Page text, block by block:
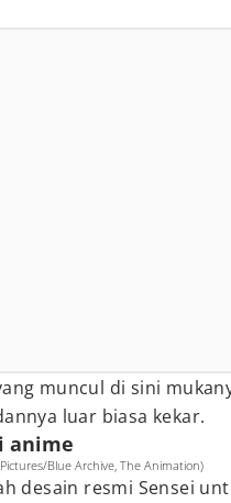
muncul di sini
luar biasa kekar.
anime
Blue Archive, The Animation)
desain resmi Sensei